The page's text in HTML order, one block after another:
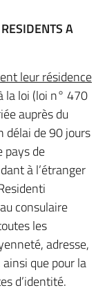
A
leur résidence
la loi (loi n° 470
auprès du
délai de 90 jours
pays de
à l’étranger
consulaire
les
adresse,
que pour la
d’identité.